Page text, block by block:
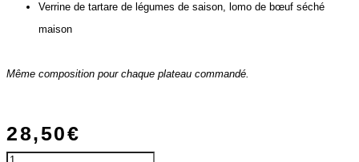
Verrine de tartare de légumes de saison, lomo de bœuf séché
maison
Même composition pour chaque plateau commandé.
28,50€
quantité